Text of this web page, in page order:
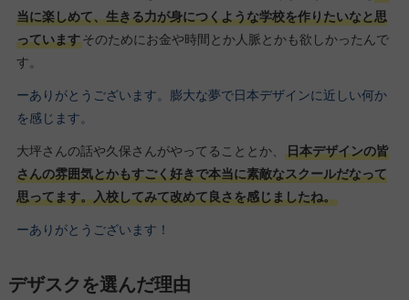
当に楽しめて、生きる力が身につくような学校を作りたいなと思
っていますそのためにお金や時間とか人脈とかも欲しかったんで
す。
ーありがとうございます。膨大な夢で日本デザインに近しい何か
を感じます。
大坪さんの話や久保さんがやってることとか、
日本デザインの皆
さんの雰囲気とかもすごく好きで本当に素敵なスクールだなって
思ってます。入校してみて改めて良さを感じましたね。
ーありがとうございます！
デザスクを選んだ理由